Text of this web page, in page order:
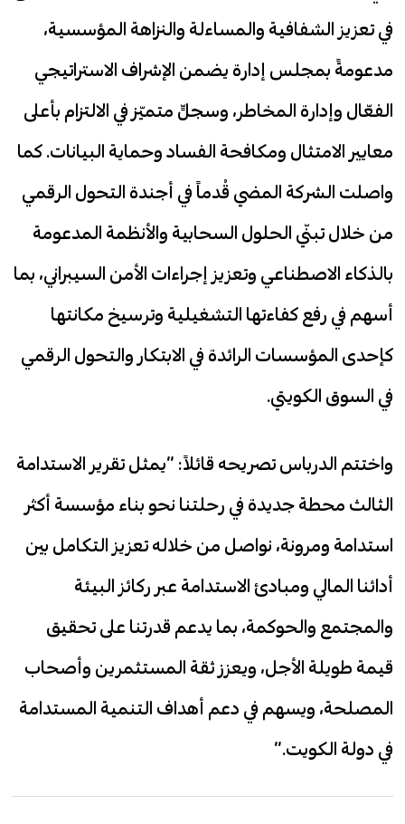
في تعزيز الشفافية والمساءلة والنزاهة المؤسسية،
مدعومةً بمجلس إدارة يضمن الإشراف الاستراتيجي
الفعّال وإدارة المخاطر، وسجلٍّ متميّز في الالتزام بأعلى
معايير الامتثال ومكافحة الفساد وحماية البيانات. كما
واصلت الشركة المضي قُدماً في أجندة التحول الرقمي
من خلال تبنّي الحلول السحابية والأنظمة المدعومة
بالذكاء الاصطناعي وتعزيز إجراءات الأمن السيبراني، بما
أسهم في رفع كفاءتها التشغيلية وترسيخ مكانتها
كإحدى المؤسسات الرائدة في الابتكار والتحول الرقمي
في السوق الكويتي.
واختتم الدرباس تصريحه قائلاً: “يمثل تقرير الاستدامة
الثالث محطة جديدة في رحلتنا نحو بناء مؤسسة أكثر
استدامة ومرونة، نواصل من خلاله تعزيز التكامل بين
أدائنا المالي ومبادئ الاستدامة عبر ركائز البيئة
والمجتمع والحوكمة، بما يدعم قدرتنا على تحقيق
قيمة طويلة الأجل، ويعزز ثقة المستثمرين وأصحاب
المصلحة، ويسهم في دعم أهداف التنمية المستدامة
في دولة الكويت.”